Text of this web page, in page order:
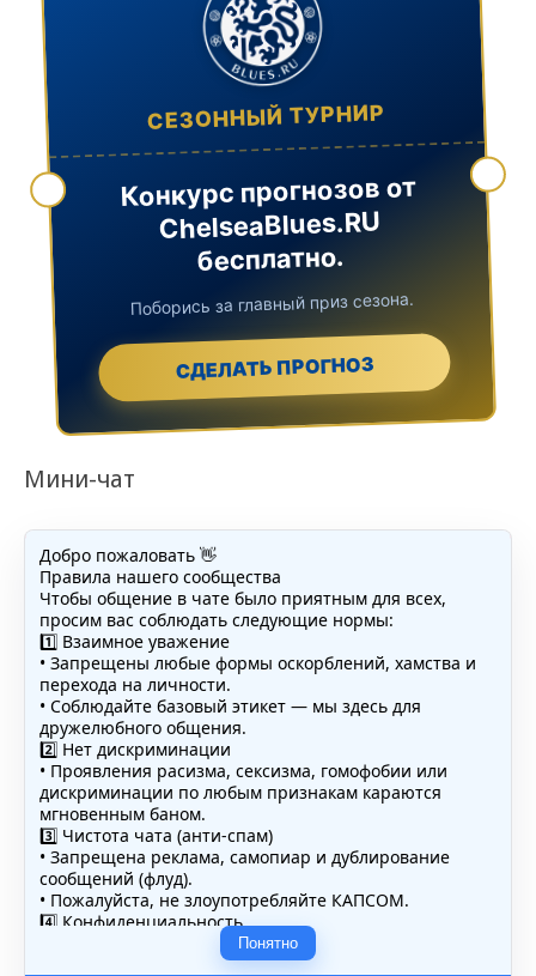
СЕЗОННЫЙ ТУРНИР
Конкурс прогнозов от
ChelseaBlues.RU
бесплатно.
Поборись за главный приз сезона.
СДЕЛАТЬ ПРОГНОЗ
Мини-чат
Добро пожаловать 👋
Правила нашего сообщества
Чтобы общение в чате было приятным для всех,
просим вас соблюдать следующие нормы:
1️⃣ Взаимное уважение
• Запрещены любые формы оскорблений, хамства и
перехода на личности.
• Соблюдайте базовый этикет — мы здесь для
дружелюбного общения.
2️⃣ Нет дискриминации
• Проявления расизма, сексизма, гомофобии или
дискриминации по любым признакам караются
мгновенным баном.
3️⃣ Чистота чата (анти-спам)
• Запрещена реклама, самопиар и дублирование
сообщений (флуд).
• Пожалуйста, не злоупотребляйте КАПСОМ.
4️⃣ Конфиденциальность
• Не публикуйте личные данные — свои или чужие
(телефоны, адреса, документы).
Понятно